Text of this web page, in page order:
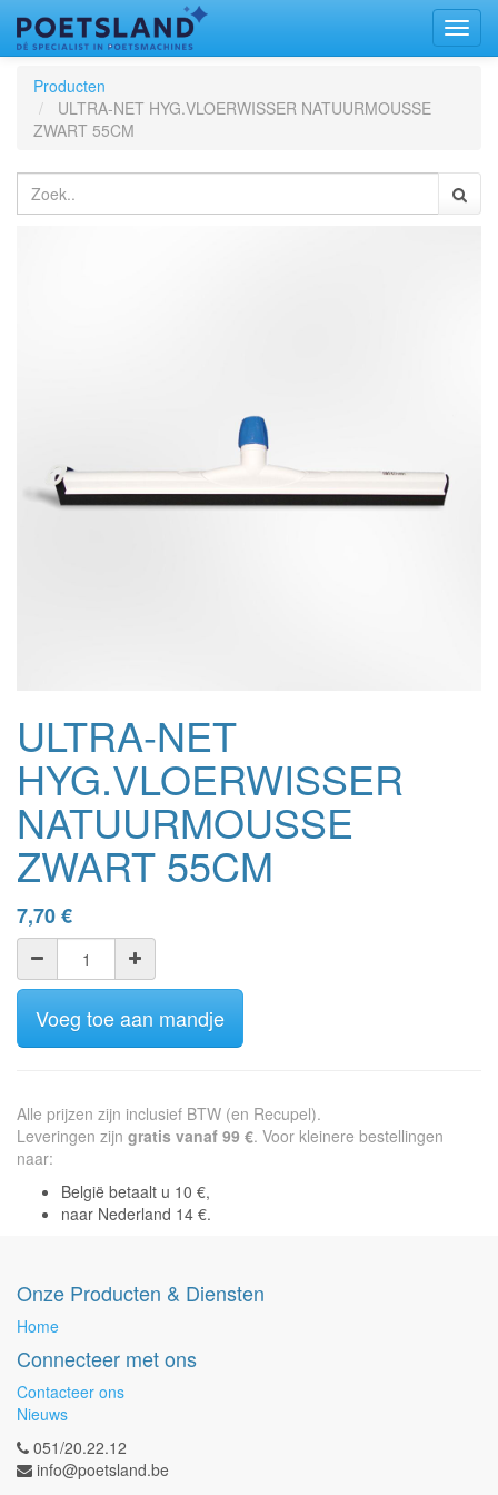
Producten
ULTRA-NET HYG.VLOERWISSER NATUURMOUSSE
ZWART 55CM
ULTRA-NET
HYG.VLOERWISSER
NATUURMOUSSE
ZWART 55CM
7,70€
Voeg toe aan mandje
Alle prijzen zijn inclusief BTW (en Recupel).
Leveringen zijn gratis vanaf 99 €. Voor kleinere bestellingen
naar:
België betaalt u 10 €,
naar Nederland 14 €.
Onze Producten & Diensten
Home
Connecteer met ons
Contacteer ons
Nieuws
051/20.22.12
info@poetsland.be